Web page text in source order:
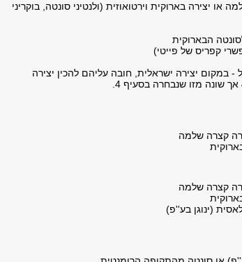
יצירה בארוקית וירטואוזית (ולנטיני סונטה, בוקריני
הבארוקית
קפריס של פייטי)
במקום יצירה ישראלית, חובה עליהם להכין יצירה